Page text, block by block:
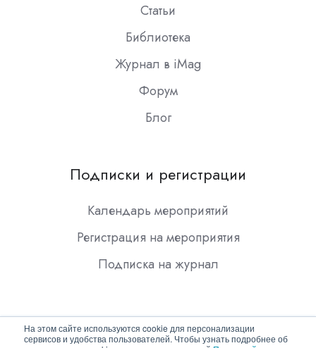
На этом сайте используются cookie для персонализации
сервисов и удобства пользователей. Чтобы узнать подробнее об
Статьи
Библиотека
Журнал в iMag
Форум
Блог
Подписки и регистрации
Календарь мероприятий
Регистрация на мероприятия
Подписка на журнал